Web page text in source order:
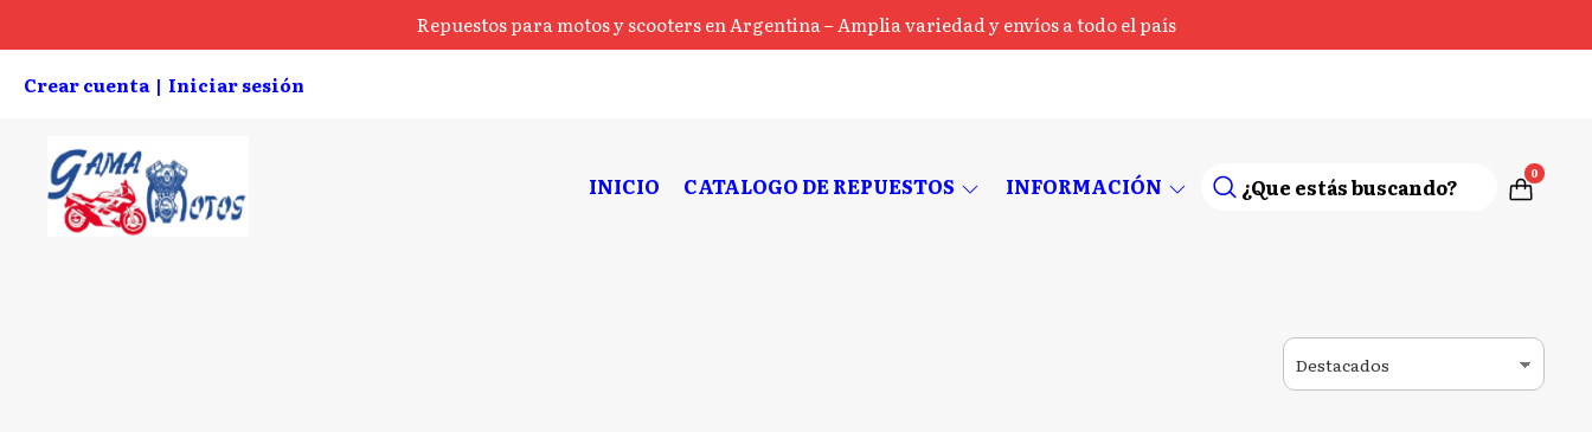
Repuestos para motos y scooters en Argentina – Amplia variedad y envíos a todo el país
Crear cuenta | Iniciar sesión
INICIO CATALOGO DE REPUESTOS INFORMACIÓN 0